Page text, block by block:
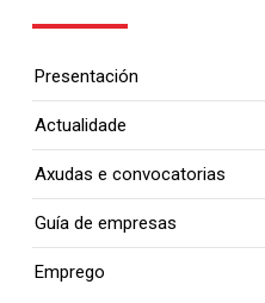
Presentación
Actualidade
Axudas e convocatorias
Guía de empresas
Emprego